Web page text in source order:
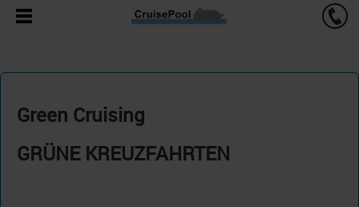
Green Cruising
GRÜNE KREUZFAHRTEN